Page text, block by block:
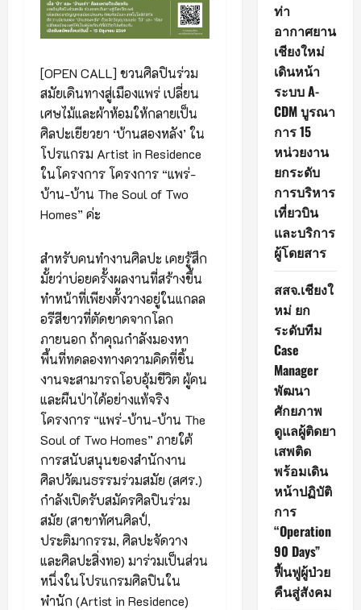
[OPEN CALL] ชวนศิลปินร่วม
สมัยเดินทางสู่เมืองแพร่ เปลี่ยน
เศษไม้และผ้าห้อมให้กลายเป็น
ศิลปะเยียวยา ‘บ้านสองหลัง’ ใน
โปรแกรม Artist in Residence
ในโครงการ โครงการ “แพร่-
บ้าน-บ้าน The Soul of Two
Homes” ค่ะ
สำหรับคนทำงานศิลปะ เคยรู้สึก
มั้ยว่าบ่อยครั้งผลงานที่สร้างขึ้น
ทำหน้าที่เพียงตั้งวางอยู่ในแกลล
อรีสีขาวที่ตัดขาดจากโลก
ภายนอก ถ้าคุณกำลังมองหา
พื้นที่ทดลองทางความคิดที่ชิ้น
งานจะสามารถโอบอุ้มชีวิต ผู้คน
และผืนป่าได้อย่างแท้จริง
โครงการ “แพร่-บ้าน-บ้าน The
Soul of Two Homes” ภายใต้
การสนับสนุนของสำนักงาน
ศิลปวัฒนธรรมร่วมสมัย (สศร.)
กำลังเปิดรับสมัครศิลปินร่วม
สมัย (สาขาทัศนศิลป์,
ประติมากรรม, ศิลปะจัดวาง
และศิลปะสิ่งทอ) มาร่วมเป็นส่วน
หนึ่งในโปรแกรมศิลปินใน
พำนัก (Artist in Residence)
ท่า
อากาศยาน
เชียงใหม่
เดินหน้า
ระบบ A-
CDM บูรณา
การ 15
หน่วยงาน
ยกระดับ
การบริหาร
เที่ยวบิน
และบริการ
ผู้โดยสาร
สสจ.เชียงใ
หม่ ยก
ระดับทีม
Case
Manager
พัฒนา
ศักยภาพ
ดูแลผู้ติดยา
เสพติด
พร้อมเดิน
หน้าปฏิบัติ
การ
“Operation
90 Days”
ฟื้นฟูผู้ป่วย
คืนสู่สังคม